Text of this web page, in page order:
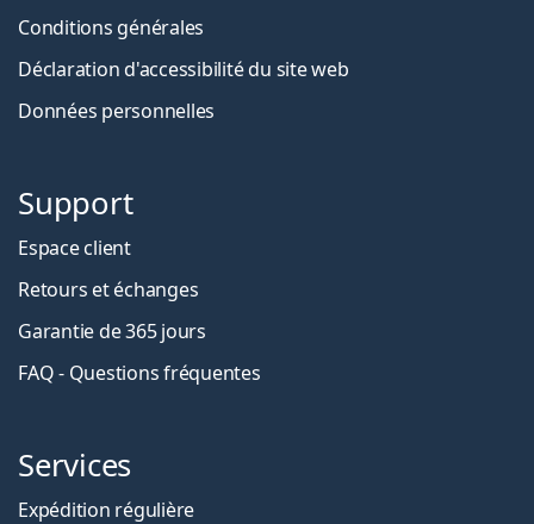
Conditions générales
Déclaration d'accessibilité du site web
Données personnelles
Support
Espace client
Retours et échanges
Garantie de 365 jours
FAQ - Questions fréquentes
Services
Expédition régulière